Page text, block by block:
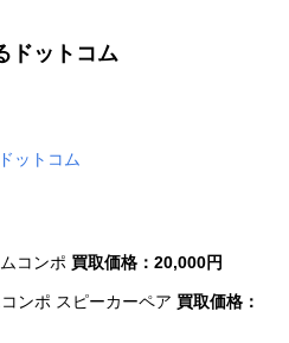
ドットコム
ットコム
コンポ 買取価格：20,000円
ンポ スピーカーペア 買取価格：